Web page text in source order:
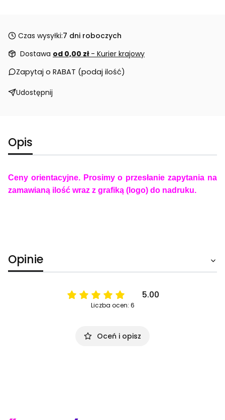
Czas wysyłki:7 dni roboczych
Dostawa od 0,00 zł - Kurier krajowy
Zapytaj o RABAT (podaj ilość)
Udostępnij
Opis
Ceny orientacyjne. Prosimy o przesłanie zapytania na
zamawianą ilość wraz z grafiką (logo) do nadruku.
Opinie
5.00
Liczba ocen: 6
Oceń i opisz